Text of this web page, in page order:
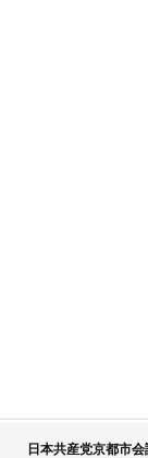
日本共産党京都市